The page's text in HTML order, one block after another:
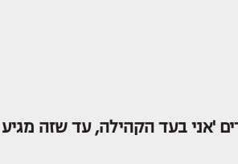
'אני בעד הקהילה, עד שזה מגיע